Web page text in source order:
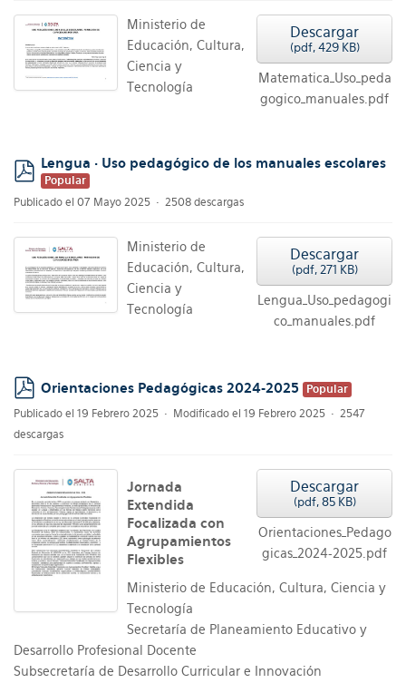
Descargar
(pdf, 429 KB)
Matematica_Uso_peda
gogico_manuales.pdf
Ministerio de
Educación, Cultura,
Ciencia y
Tecnología
pdf
Lengua · Uso pedagógico de los manuales escolares
Popular
Publicado el 07 Mayo 2025
2508 descargas
Descargar
(pdf, 271 KB)
Lengua_Uso_pedagogi
co_manuales.pdf
Ministerio de
Educación, Cultura,
Ciencia y
Tecnología
pdf
Orientaciones Pedagógicas 2024-2025
Popular
Publicado el 19 Febrero 2025
Modificado el 19 Febrero 2025
2547
descargas
Descargar
(pdf, 85 KB)
Orientaciones_Pedago
gicas_2024-2025.pdf
Jornada
Extendida
Focalizada con
Agrupamientos
Flexibles
Ministerio de Educación, Cultura, Ciencia y
Tecnología
Secretaría de Planeamiento Educativo y
Desarrollo Profesional Docente
Subsecretaría de Desarrollo Curricular e Innovación